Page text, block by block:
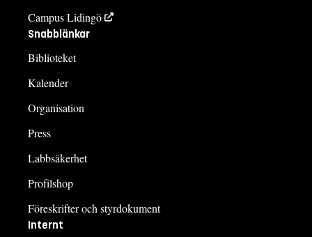
Campus Lidingö
Snabblänkar
Biblioteket
Kalender
Organisation
Press
Labbsäkerhet
Profilshop
Föreskrifter och styrdokument
Internt